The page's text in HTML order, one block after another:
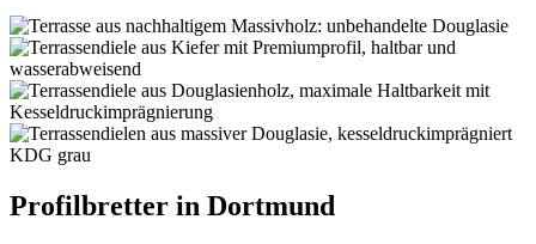
Profilbretter in Dortmund